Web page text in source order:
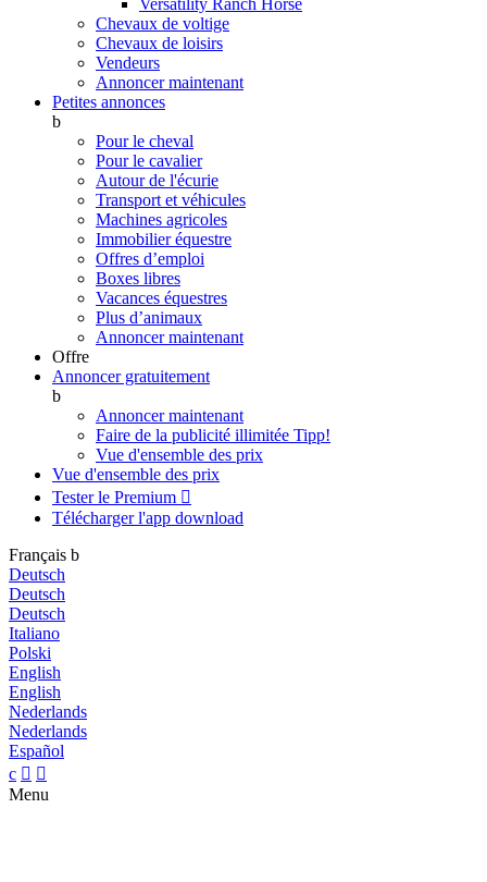
Versatility Ranch Horse
Chevaux de voltige
Chevaux de loisirs
Vendeurs
Annoncer maintenant
Petites annonces
b
Pour le cheval
Pour le cavalier
Autour de l'écurie
Transport et véhicules
Machines agricoles
Immobilier équestre
Offres d’emploi
Boxes libres
Vacances équestres
Plus d’animaux
Annoncer maintenant
Offre
Annoncer gratuitement
b
Annoncer maintenant
Faire de la publicité illimitée Tipp!
Vue d'ensemble des prix
Vue d'ensemble des prix
Tester le Premium 
Télécharger l'app download
Français b
Deutsch
Deutsch
Deutsch
Italiano
Polski
English
English
Nederlands
Nederlands
Español
c  
Menu